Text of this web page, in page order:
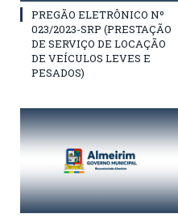
PREGÃO ELETRÔNICO Nº
023/2023-SRP (PRESTAÇÃO
DE SERVIÇO DE LOCAÇÃO
DE VEÍCULOS LEVES E
PESADOS)